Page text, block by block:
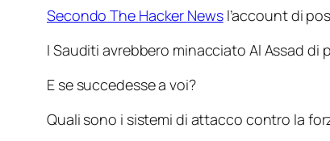
Secondo The Hacker Newsl’account di
I Sauditi avrebbero minacciato Al Assad
E se succedesse a voi?
Quali sono i sistemi di attacco contro la